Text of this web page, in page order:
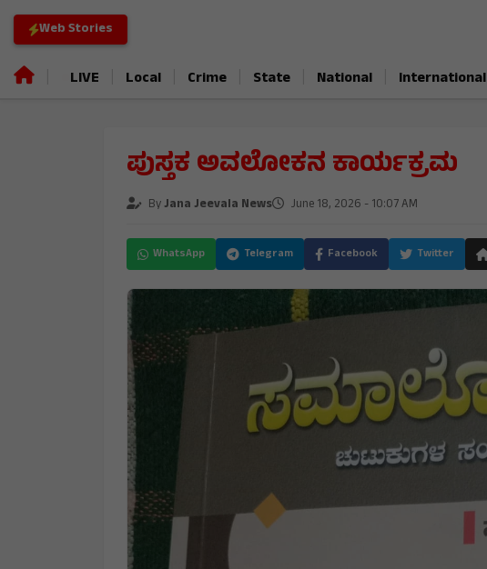
Web Stories
LIVE Local Crime State National International
ಪುಸ್ತಕ ಅವಲೋಕನ ಕಾರ್ಯಕ್ರಮ
ByJana Jeevala News June 18, 2026 - 10:07 AM
WhatsApp Telegram Facebook Twitter